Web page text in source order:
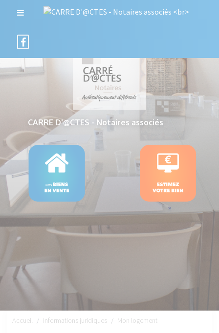
CARRE D'@CTES - Notaires associés
Accueil Informations juridiques Mon logement